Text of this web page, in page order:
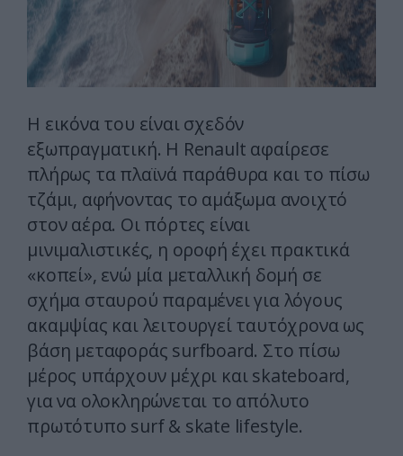
Η εικόνα του είναι σχεδόν
εξωπραγματική. Η Renault αφαίρεσε
πλήρως τα πλαϊνά παράθυρα και το πίσω
τζάμι, αφήνοντας το αμάξωμα ανοιχτό
στον αέρα. Οι πόρτες είναι
μινιμαλιστικές, η οροφή έχει πρακτικά
«κοπεί», ενώ μία μεταλλική δομή σε
σχήμα σταυρού παραμένει για λόγους
ακαμψίας και λειτουργεί ταυτόχρονα ως
βάση μεταφοράς surfboard. Στο πίσω
μέρος υπάρχουν μέχρι και skateboard,
για να ολοκληρώνεται το απόλυτο
πρωτότυπο surf & skate lifestyle.